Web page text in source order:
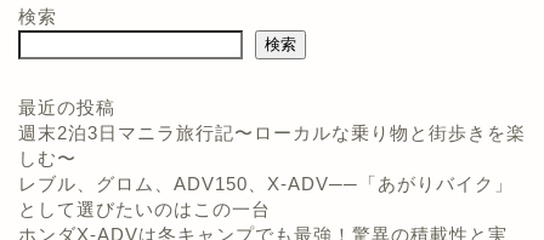
検索
検索
最近の投稿
週末2泊3日マニラ旅行記〜ローカルな乗り物と街歩きを楽
しむ〜
レブル、グロム、ADV150、X-ADV──「あがりバイク」
として選びたいのはこの一台
ホンダX-ADVは冬キャンプでも最強！驚異の積載性と実
プロフィール